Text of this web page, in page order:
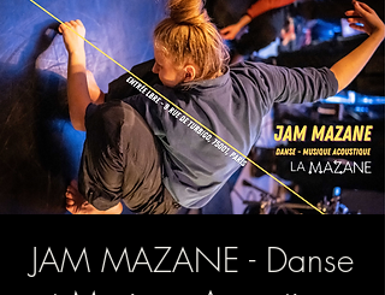
JAM MAZANE - Danse